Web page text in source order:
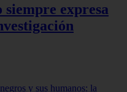
siempre expresa